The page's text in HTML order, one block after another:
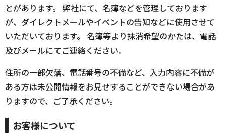
とがあります。 弊社にて、名簿などを管理しております
が、ダイレクトメールやイベントの告知などに使用させて
いただいております。 名簿等より抹消希望のかたは、電話
及びメールにてご連絡ください。
住所の一部欠落、電話番号の不備など、入力内容に不備が
ある方は未公開情報をお見せすることができない場合があ
りますので、ご了承ください。
お客様について